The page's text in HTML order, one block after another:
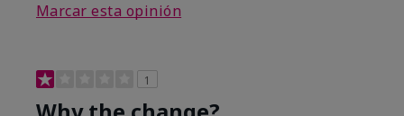
Marcar esta opinión
1